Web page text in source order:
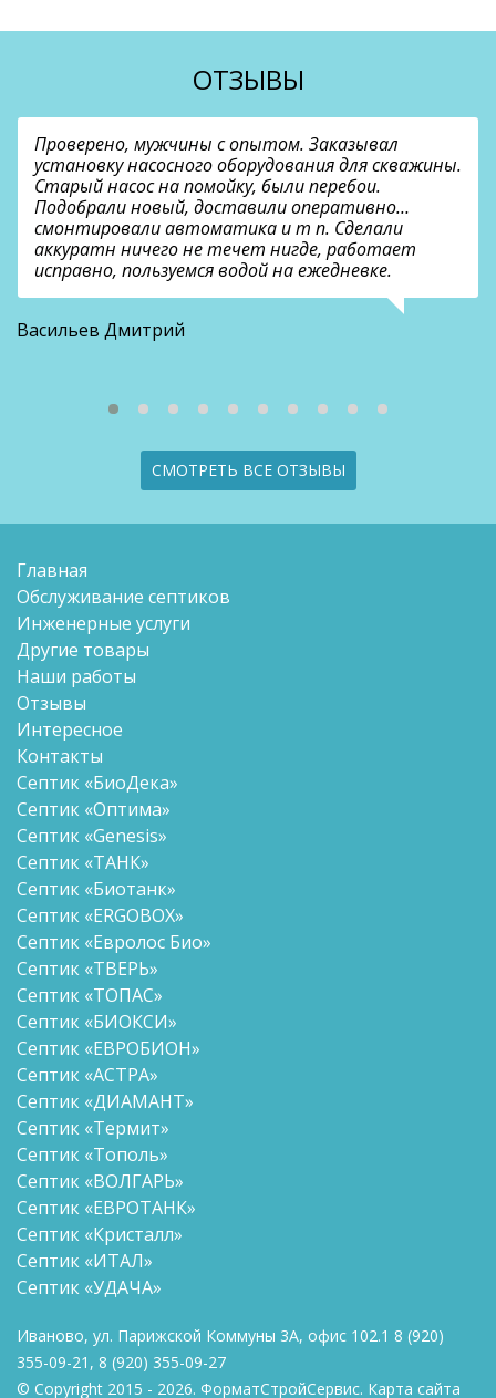
ОТЗЫВЫ
Проверено, мужчины с опытом. Заказывал
установку насосного оборудования для скважины.
Старый насос на помойку, были перебои.
Подобрали новый, доставили оперативно…
смонтировали автоматика и т п. Сделали
аккуратн ничего не течет нигде, работает
исправно, пользуемся водой на ежедневке.
Васильев Дмитрий
СМОТРЕТЬ ВСЕ ОТЗЫВЫ
Главная
Обслуживание септиков
Инженерные услуги
Другие товары
Наши работы
Отзывы
Интересное
Контакты
Септик «БиоДека»
Септик «Оптима»
Септик «Genesis»
Септик «ТАНК»
Септик «Биотанк»
Септик «ERGOBOX»
Септик «Евролос Био»
Септик «ТВЕРЬ»
Септик «ТОПАС»
Септик «БИОКСИ»
Септик «ЕВРОБИОН»
Септик «АСТРА»
Септик «ДИАМАНТ»
Септик «Термит»
Септик «Тополь»
Септик «ВОЛГАРЬ»
Септик «ЕВРОТАНК»
Септик «Кристалл»
Септик «ИТАЛ»
Септик «УДАЧА»
Иваново, ул. Парижской Коммуны 3А, офис 102.1 8 (920)
355-09-21 , 8 (920) 355-09-27
© Copyright 2015 - 2026. ФорматСтройСервис. Карта сайта